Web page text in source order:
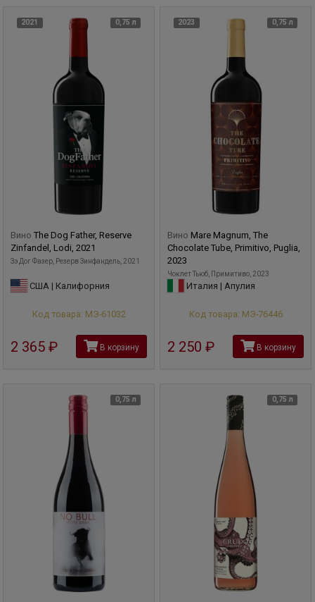
2021 0,75 л
Вино The Dog Father, Reserve
Zinfandel, Lodi, 2021
Зэ Дог Фазер, Резерв Зинфандель, 2021
США | Калифорния
Код товара: МЭ-61032
2 365 руб В корзину
2023 0,75 л
Вино Mare Magnum, The
Chocolate Tube, Primitivo, Puglia,
2023
Чоклет Тьюб, Примитиво, 2023
Италия | Апулия
Код товара: МЭ-76446
2 250 руб В корзину
0,75 л 0,75 л